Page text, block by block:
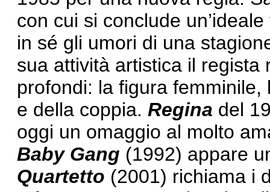
con cui si conclude
in sé gli umori di una
sua attività artistica il
profondi: la figura femminile,
e della coppia. Regina del
oggi un omaggio al molto
Baby Gang (1992) appare
Quartetto (2001) richiama i